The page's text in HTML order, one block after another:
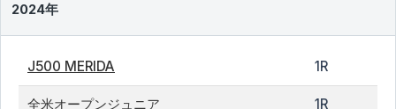
2024年
J500 MERIDA 1R
全米オープンジュニア 1R